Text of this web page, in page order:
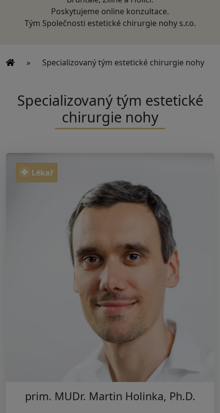
Poskytujeme online konzultace.
Tým Společnosti estetické chirurgie nohy s.r.o.
» Specializovaný tým estetické chirurgie nohy
Specializovaný tým estetické
chirurgie nohy
prim. MUDr. Martin Holinka, Ph.D.
Lékař